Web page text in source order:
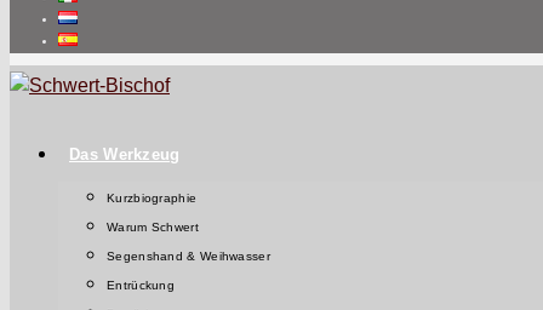
Das Werkzeug
Kurzbiographie
Warum Schwert
Segenshand & Weihwasser
Entrückung